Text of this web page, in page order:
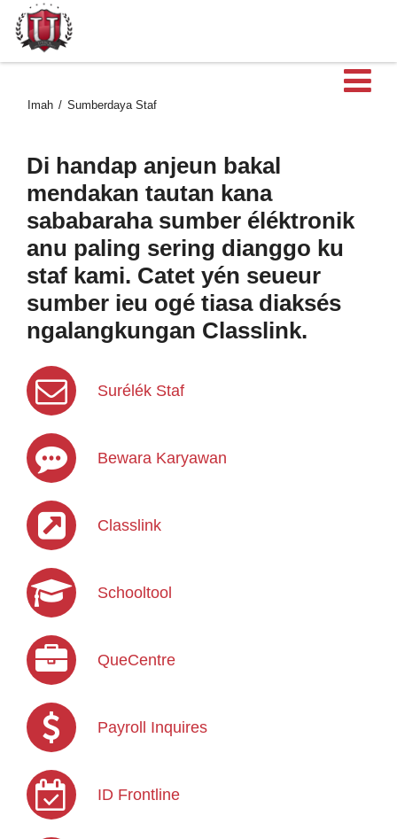
Imah Sumberdaya Staf
Di handap anjeun bakal
mendakan tautan kana
sababaraha sumber éléktronik
anu paling sering dianggo ku
staf kami. Catet yén seueur
sumber ieu ogé tiasa diaksés
ngalangkungan Classlink.
Surélék Staf
Bewara Karyawan
Classlink
Schooltool
QueCentre
Payroll Inquires
ID Frontline